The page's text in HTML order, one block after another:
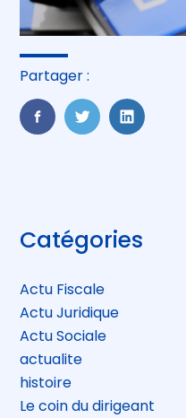
Partager :
FaceBook
TwitterLinkedIn
Blog
sidebar
Catégories
Actu Fiscale
Actu Juridique
Actu Sociale
actualite
histoire
Le coin du dirigeant